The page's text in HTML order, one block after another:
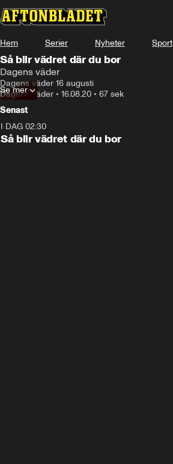
Hem Serier Nyheter Sport
Så blir vädret där du bor
Dagens väder
Dagens väder 16 augusti
Dagens väder • 16.08.20 • 67 sek
Se mer
Senast
I DAG 02:30
Så blir vädret där du bor